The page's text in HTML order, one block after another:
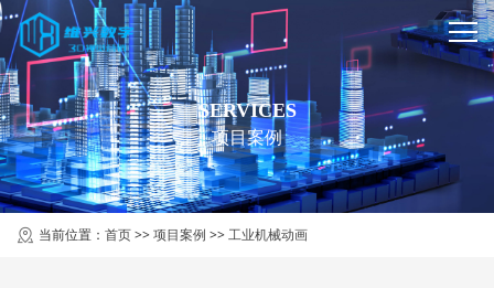
SERVICES
项目案例
当前位置： 首页>>项目案例 >>工业机械动画